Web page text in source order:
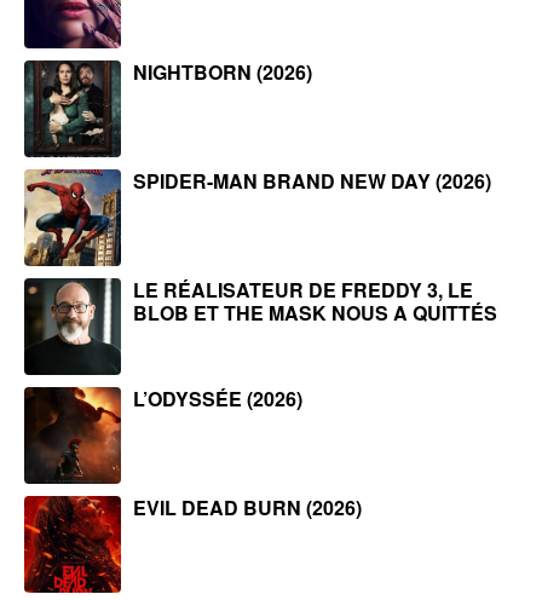
NIGHTBORN (2026)
SPIDER-MAN BRAND NEW DAY (2026)
LE RÉALISATEUR DE FREDDY 3, LE
BLOB ET THE MASK NOUS A QUITTÉS
L’ODYSSÉE (2026)
EVIL DEAD BURN (2026)